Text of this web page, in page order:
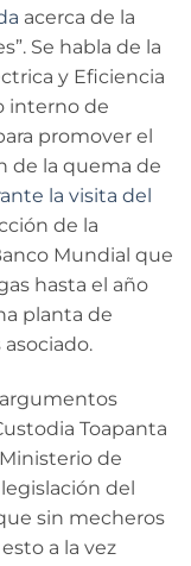
acerca de la
Se habla de la
y Eficiencia
interno de
promover el
de la quema de
la visita del
de la
Mundial que
hasta el año
planta de
Toapanta
de
del
sin mecheros
a la vez